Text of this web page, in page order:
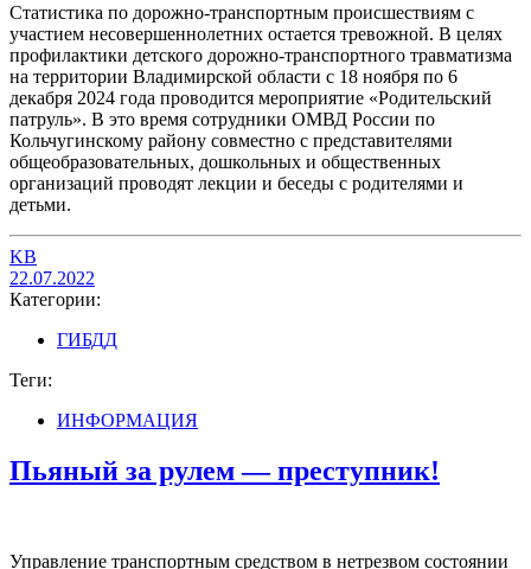
Статистика по дорожно-транспортным происшествиям с
участием несовершеннолетних остается тревожной. В целях
профилактики детского дорожно-транспортного травматизма
на территории Владимирской области с 18 ноября по 6
декабря 2024 года проводится мероприятие «Родительский
патруль». В это время сотрудники ОМВД России по
Кольчугинскому району совместно с представителями
общеобразовательных, дошкольных и общественных
организаций проводят лекции и беседы с родителями и
детьми.
KB
22.07.2022
Категории:
ГИБДД
Теги:
ИНФОРМАЦИЯ
Пьяный за рулем — преступник!
Управление транспортным средством в нетрезвом состоянии